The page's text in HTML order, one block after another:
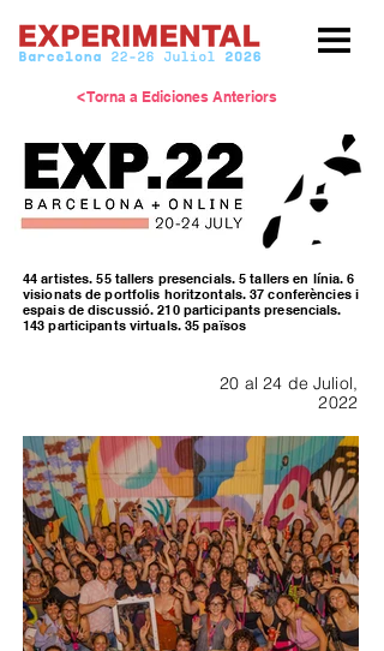
< Torna a Ediciones Anteriors
44 artistes. 55 tallers presencials. 5 tallers en línia. 6
visionats de portfolis horitzontals. 37 conferències i
espais de discussió. 210 participants presencials.
143 participants virtuals. 35 països
20 al 24 de Juliol,
2022